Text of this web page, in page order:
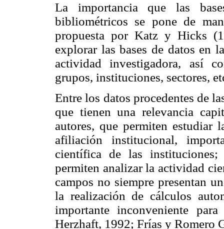
La importancia que las
bibliométricos se pone de
propuesta por Katz y Hicks
explorar las bases de datos en
actividad investigadora, así
grupos, instituciones, sectores,
Entre los datos procedentes de
que tienen una relevancia
autores, que permiten estudiar
afiliación institucional,
científica de las
permiten analizar la actividad
campos no siempre presentan
la realización de cálculos
importante inconveniente
Herzhaft, 1992; Frías y Romero